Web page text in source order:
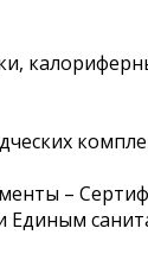
–
Единым